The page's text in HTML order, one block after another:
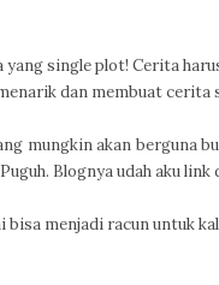
yang single plot! Cerita
dan membuat cerita
mungkin akan berguna
Blognya udah aku
menjadi racun untuk